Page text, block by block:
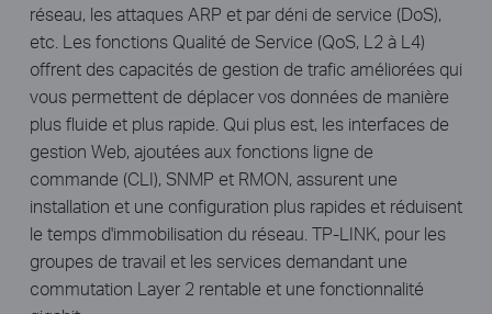
réseau, les attaques ARP et par déni de service (DoS),
etc. Les fonctions Qualité de Service (QoS, L2 à L4)
offrent des capacités de gestion de trafic améliorées qui
vous permettent de déplacer vos données de manière
plus fluide et plus rapide. Qui plus est, les interfaces de
gestion Web, ajoutées aux fonctions ligne de
commande (CLI), SNMP et RMON, assurent une
installation et une configuration plus rapides et réduisent
le temps d'immobilisation du réseau. TP-LINK, pour les
groupes de travail et les services demandant une
commutation Layer 2 rentable et une fonctionnalité